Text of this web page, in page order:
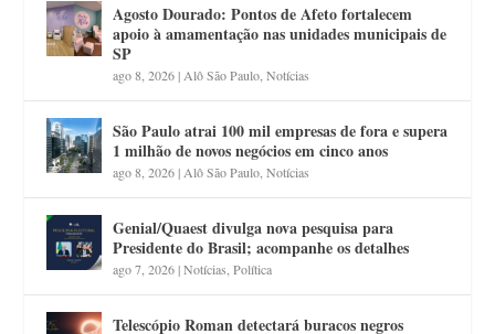
Agosto Dourado: Pontos de Afeto fortalecem
apoio à amamentação nas unidades municipais de
SP
ago 8, 2026| Alô São Paulo ,Notícias
São Paulo atrai 100 mil empresas de fora e supera
1 milhão de novos negócios em cinco anos
ago 8, 2026| Alô São Paulo ,Notícias
Genial/Quaest divulga nova pesquisa para
Presidente do Brasil; acompanhe os detalhes
ago 7, 2026|Notícias ,Política
Telescópio Roman detectará buracos negros